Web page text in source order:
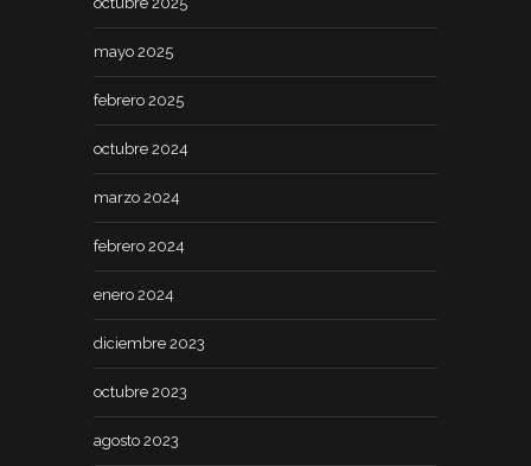
mayo 2025
febrero 2025
octubre 2024
marzo 2024
febrero 2024
enero 2024
diciembre 2023
octubre 2023
agosto 2023